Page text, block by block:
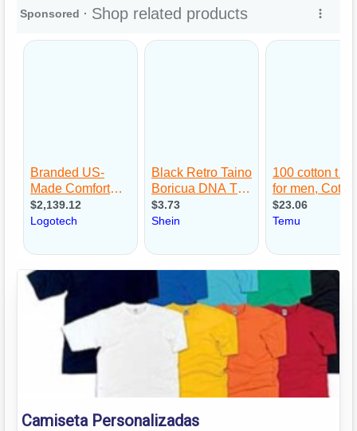
Camiseta Personalizadas